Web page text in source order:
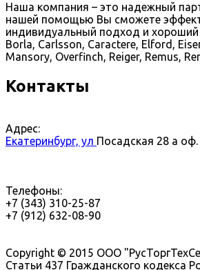
Наша компания – это надежный
нашей помощью Вы сможете
индивидуальный подход и хороший
Borla, Carlsson, Caractere, Elford,
Mansory, Overfinch, Reiger, Remus,
Контакты
Адрес:
Екатеринбург, ул Посадская 28 а оф.
Телефоны:
+7 (343) 310-25-87
+7 (912) 632-08-90
Copyright © 2015 ООО
Статьи 437 Гражданского кодекса